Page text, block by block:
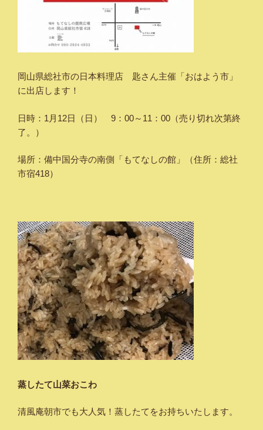
岡山県総社市の日本料理店 匙さん主催「おはよう市」
に出店します！
日時：1月12日（日） 9：00～11：00（売り切れ次第終
了。）
場所：備中国分寺の南側「もてなしの館」（住所：総社
市宿418）
蒸したて山菜おこわ
清風庵朝市でも大人気！蒸したてをお持ちいたします。